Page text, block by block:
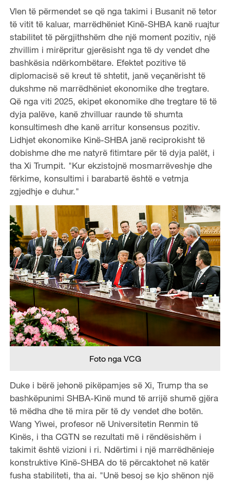
Vlen të përmendet se që nga takimi i Busanit në tetor
të vitit të kaluar, marrëdhëniet Kinë-SHBA kanë ruajtur
stabilitet të përgjithshëm dhe një moment pozitiv, një
zhvillim i mirëpritur gjerësisht nga të dy vendet dhe
bashkësia ndërkombëtare. Efektet pozitive të
diplomacisë së kreut të shtetit, janë veçanërisht të
dukshme në marrëdhëniet ekonomike dhe tregtare.
Që nga viti 2025, ekipet ekonomike dhe tregtare të të
dyja palëve, kanë zhvilluar raunde të shumta
konsultimesh dhe kanë arritur konsensus pozitiv.
Lidhjet ekonomike Kinë-SHBA janë reciprokisht të
dobishme dhe me natyrë fitimtare për të dyja palët, i
tha Xi Trumpit. "Kur ekzistojnë mosmarrëveshje dhe
fërkime, konsultimi i barabartë është e vetmja
zgjedhje e duhur."
Foto nga VCG
Duke i bërë jehonë pikëpamjes së Xi, Trump tha se
bashkëpunimi SHBA-Kinë mund të arrijë shumë gjëra
të mëdha dhe të mira për të dy vendet dhe botën.
Wang Yiwei, profesor në Universitetin Renmin të
Kinës, i tha CGTN se rezultati më i rëndësishëm i
takimit është vizioni i ri. Ndërtimi i një marrëdhënieje
konstruktive Kinë-SHBA do të përcaktohet në katër
fusha stabiliteti, tha ai. "Unë besoj se kjo shënon një